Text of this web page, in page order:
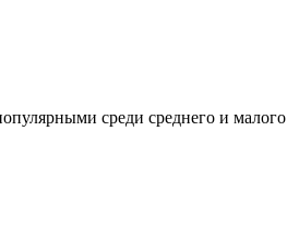
среди среднего и